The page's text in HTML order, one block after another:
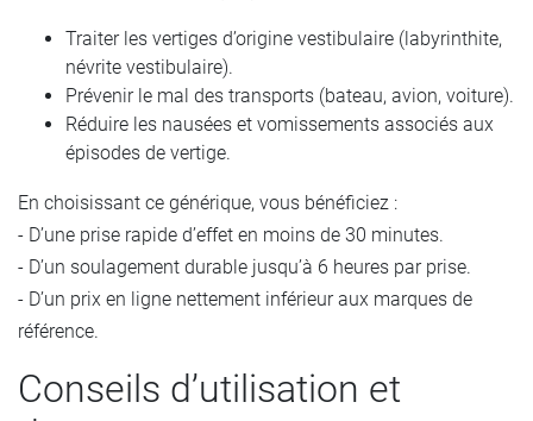
Traiter les vertiges d’origine vestibulaire (labyrinthite,
névrite vestibulaire).
Prévenir le mal des transports (bateau, avion, voiture).
Réduire les nausées et vomissements associés aux
épisodes de vertige.
En choisissant ce générique, vous bénéficiez :
- D’une prise rapide d’effet en moins de 30 minutes.
- D’un soulagement durable jusqu’à 6 heures par prise.
- D’un prix en ligne nettement inférieur aux marques de
référence.
Conseils d’utilisation et